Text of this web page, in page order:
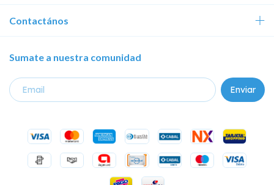
Contactános
Sumate a nuestra comunidad